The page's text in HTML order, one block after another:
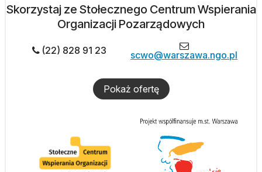
Skorzystaj ze Stołecznego Centrum Wspierania
Organizacji Pozarządowych
(22) 828 91 23 scwo@warszawa.ngo.pl
Pokaż ofertę